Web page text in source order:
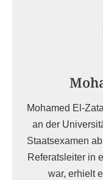
Mohamed El-
an der
Staatsexamen
Referatsleiter in
war, erhielt